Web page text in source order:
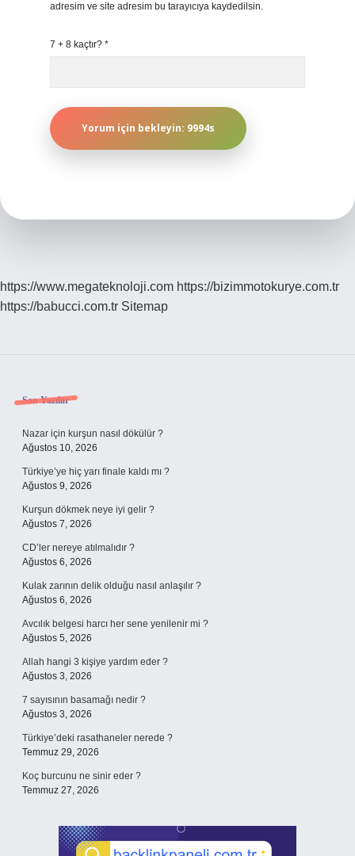
adresim ve site adresim bu tarayıcıya kaydedilsin.
7 + 8 kaçtır? *
https://www.megateknoloji.com https://bizimmotokurye.com.tr
https://babucci.com.tr Sitemap
Sidebar
Son Yazılar
Nazar için kurşun nasıl dökülür ?
Ağustos 10, 2026
Türkiye’ye hiç yarı finale kaldı mı ?
Ağustos 9, 2026
Kurşun dökmek neye iyi gelir ?
Ağustos 7, 2026
CD’ler nereye atılmalıdır ?
Ağustos 6, 2026
Kulak zarının delik olduğu nasıl anlaşılır ?
Ağustos 6, 2026
Avcılık belgesi harcı her sene yenilenir mi ?
Ağustos 5, 2026
Allah hangi 3 kişiye yardım eder ?
Ağustos 3, 2026
7 sayısının basamağı nedir ?
Ağustos 3, 2026
Türkiye’deki rasathaneler nerede ?
Temmuz 29, 2026
Koç burcunu ne sinir eder ?
Temmuz 27, 2026